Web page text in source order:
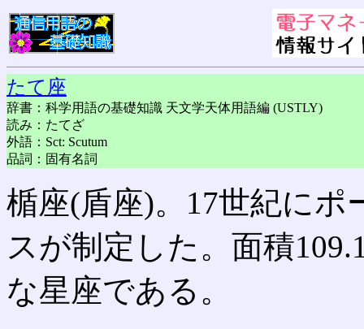
たて座
辞書：科学用語の基礎知識 天文学天体用語編 (USTLY)
読み：たてざ
外語：Sct: Scutum
品詞：固有名詞
楯座(盾座)。17世紀に
スが制定した。面積
な星座である。